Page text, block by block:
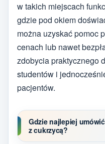
w takich miejscach
gdzie pod okiem
można uzyskać pomoc
cenach lub nawet
zdobycia praktycznego
studentów i
pacjentów.
Gdzie najlepiej
z cukrzycą?